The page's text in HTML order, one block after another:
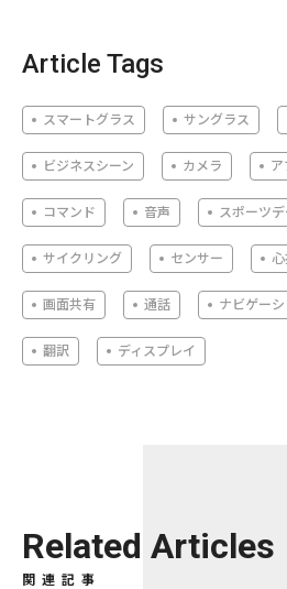
Article Tags
スマートグラス サングラス
ビジネスシーン カメラ ア
コマンド 音声 スポーツ
サイクリング センサー 心
画面共有 通話 ナビゲーシ
翻訳 ディスプレイ
Related Articles
関連記事